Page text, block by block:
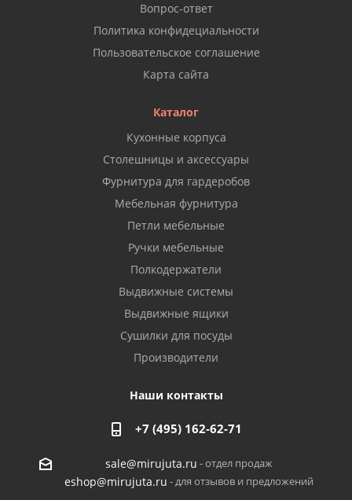
Вопрос-ответ
Политика конфидециальности
Пользовательское соглашение
Карта сайта
Каталог
Кухонные корпуса
Столешницы и аксессуары
Фурнитура для гардеробов
Мебельная фурнитура
Петли мебельные
Ручки мебельные
Полкодержатели
Выдвижные системы
Выдвижные ящики
Сушилки для посуды
Производители
Наши контакты
+7 (495) 162-62-71
sale@mirujuta.ru - отдел продаж
eshop@mirujuta.ru - для отзывов и предложений